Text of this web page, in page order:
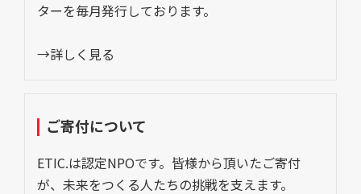
ターを毎月発行しております。
→詳しく見る
ご寄付について
ETIC.は認定NPOです。皆様から頂いたご寄付
が、未来をつくる人たちの挑戦を支えます。